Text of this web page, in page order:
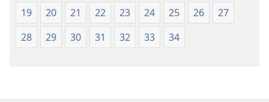
19
20 21 22 23 24 25 26
27
28
29 30 31 32 33 34